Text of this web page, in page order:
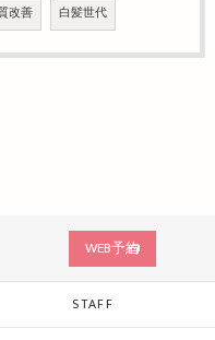
改善 白髪世代
WEB予約
STAFF